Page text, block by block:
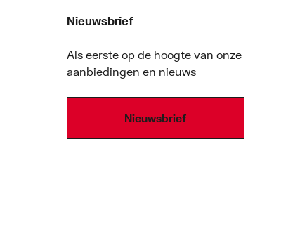
Nieuwsbrief
Als eerste op de hoogte van onze
aanbiedingen en nieuws
Nieuwsbrief